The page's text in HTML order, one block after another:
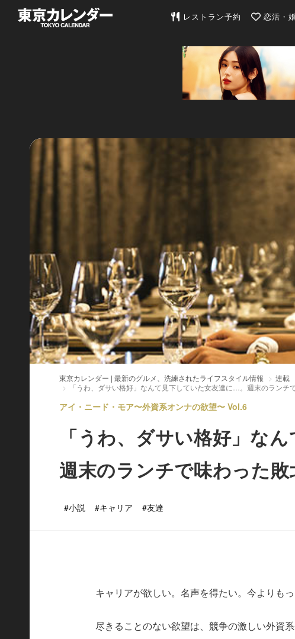
東京カレンダー | 最新のグル
レストラン予約 恋活・
東京カレンダー | 最新のグルメ、洗練されたライフスタイル情報 連載
「うわ、ダサい格好」なんて見下していた女友達に…。週末のランチ
アイ・ニード・モア〜外資系オンナの欲望〜 Vol.6
「うわ、ダサい格好」な
週末のランチで味わった敗
#小説 #キャリア #友達
キャリアが欲しい。名声を得たい。今よりも
尽きることのない欲望は、競争の激しい外資